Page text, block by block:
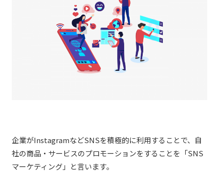
企業がInstagramなどSNSを積極的に利用することで、自
社の商品・サービスのプロモーションをすることを「SNS
マーケティング」と言います。